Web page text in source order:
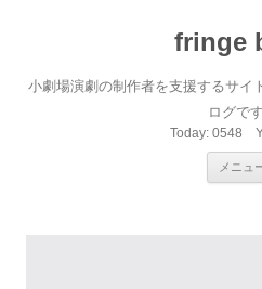
fringe
小劇場演劇の制作者を支援するサイ
ログです
Today: 0548
メニュ